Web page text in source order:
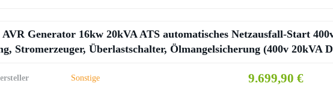
Generator 16kw 20kVA ATS automatisches Netzausfall-Start
Stromerzeuger, Überlastschalter, Ölmangelsicherung (400v 20kVA
9.699,90 €
Sonstige